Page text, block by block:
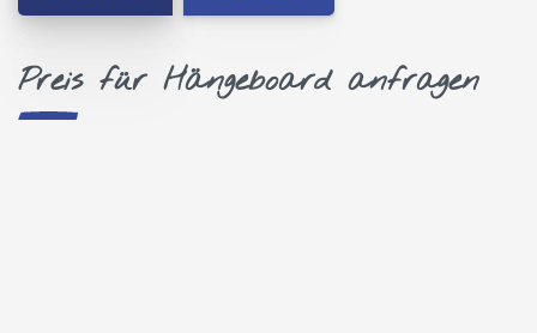
Preis für Hängeboard anfragen